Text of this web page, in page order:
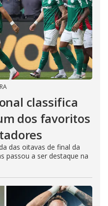
classifica
dos favoritos
das oitavas de final da
passou a ser destaque na